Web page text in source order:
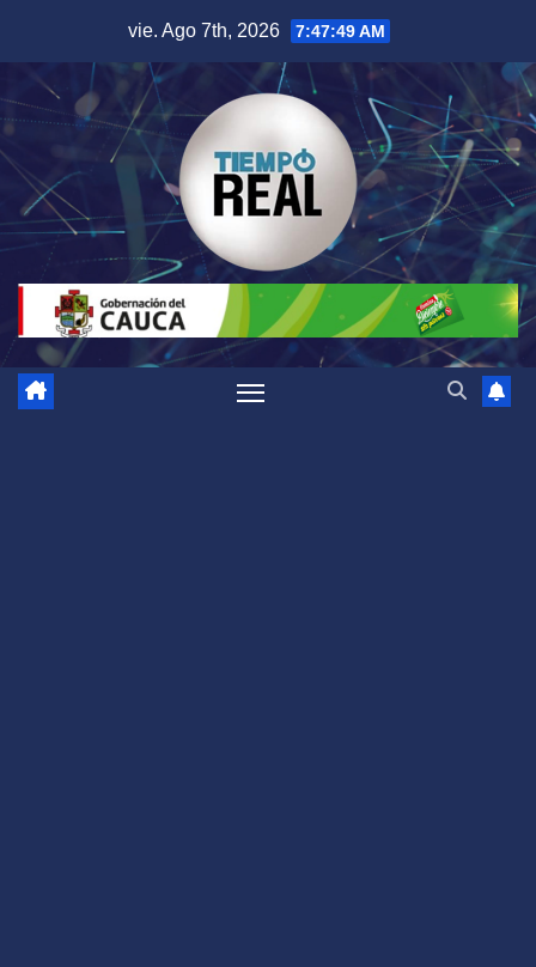
contenido
vie. Ago 7th, 2026 7:47:49 AM